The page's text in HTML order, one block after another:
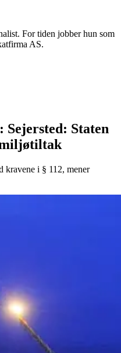
For tiden jobber hun som
AS.
Sejersted: Staten
kravene i § 112, mener